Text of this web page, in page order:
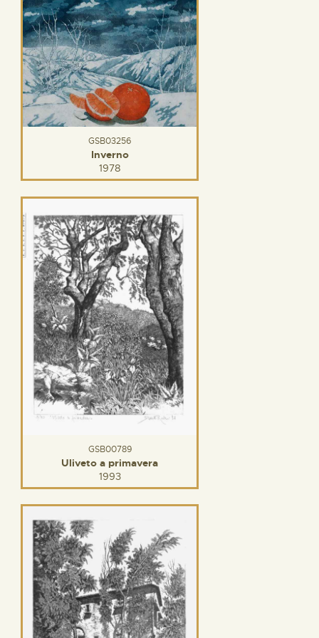
GSB03256
Inverno
1978
GSB00789
Uliveto a primavera
1993